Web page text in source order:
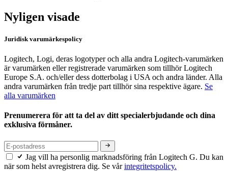
Nyligen visade
Juridisk varumärkespolicy
Logitech, Logi, deras logotyper och alla andra Logitech-varumärken
är varumärken eller registrerade varumärken som tillhör Logitech
Europe S.A. och/eller dess dotterbolag i USA och andra länder. Alla
andra varumärken från tredje part tillhör sina respektive ägare. Se
alla varumärken
Prenumerera för att ta del av ditt specialerbjudande och dina
exklusiva förmåner.
Jag vill ha personlig marknadsföring från Logitech G. Du kan
när som helst avregistrera dig. Se vårintegritetspolicy.